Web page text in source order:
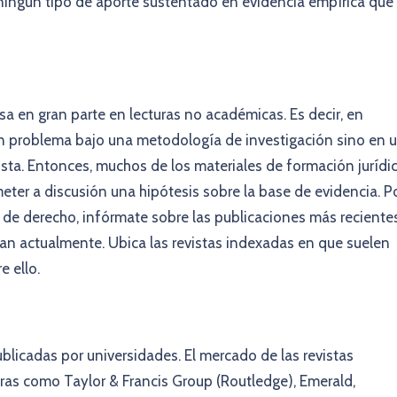
en gran parte en lecturas no académicas. Es decir, en
problema bajo una metodología de investigación sino en
Entonces, muchos de los materiales de formación
a discusión una hipótesis sobre la base de evidencia.
derecho, infórmate sobre las publicaciones más
actualmente. Ubica las revistas indexadas en que suelen
ello.
por universidades. El mercado de las revistas
como Taylor & Francis Group (Routledge), Emerald,